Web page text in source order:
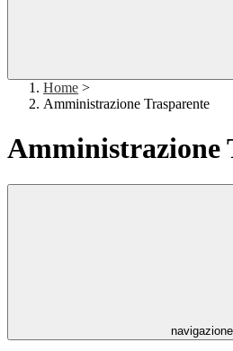
Home >
Amministrazione Trasparente
Amministrazione
navigazione